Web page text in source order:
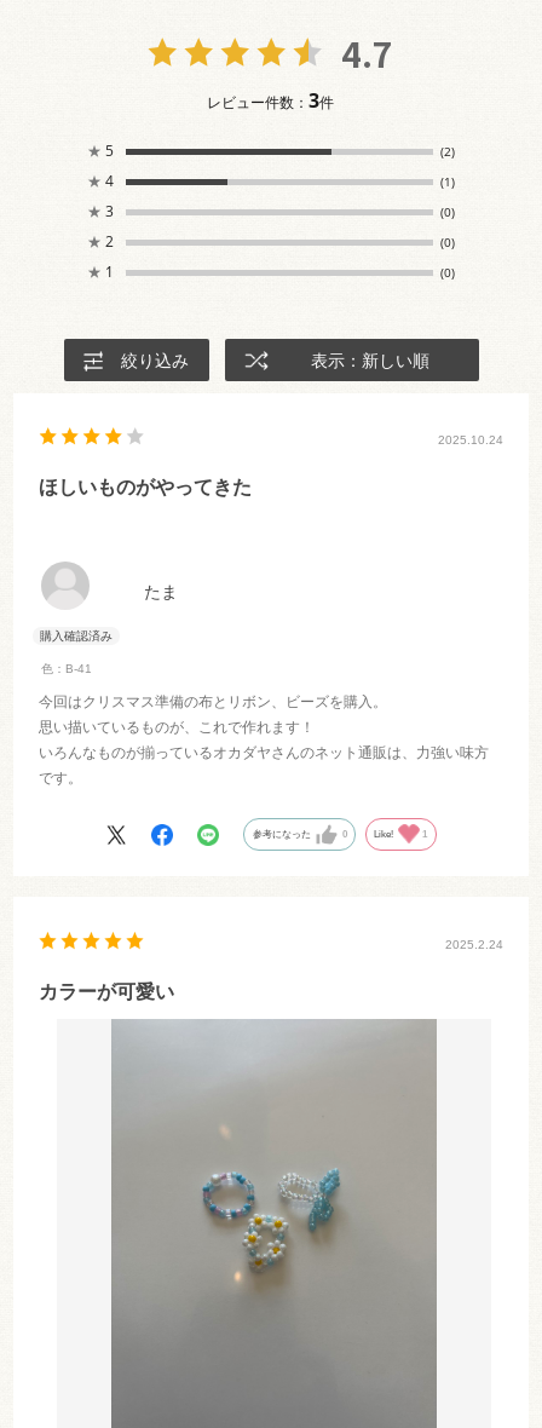
4.7
レビュー件数：3件
★ 5 (2)
★ 4 (1)
★ 3 (0)
★ 2 (0)
★ 1 (0)
絞り込み 表示：新しい順
たま
色：B-41
2025.10.24
ほしいものがやってきた
今回はクリスマス準備の布とリボン、ビーズを購入。
思い描いているものが、これで作れます！
いろんなものが揃っているオカダヤさんのネット通販は、力強い味方
です。
参考になった 0 Like! 1
2025.2.24
カラーが可愛い